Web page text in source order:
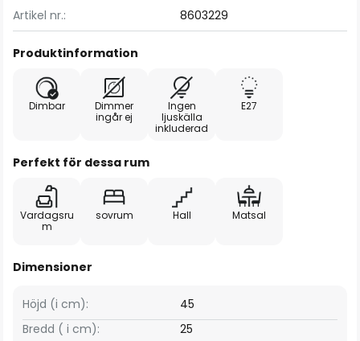
Artikel nr.: 8603229
Produktinformation
Dimbar
Dimmer
ingår ej
Ingen
ljuskälla
inkluderad
E27
Perfekt för dessa rum
Vardagsru
m
sovrum Hall Matsal
Dimensioner
Bredd ( i cm): 25
Höjd (i cm): 45